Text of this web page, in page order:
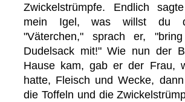
Zwickelstrümpfe. Endlich
mein Igel, was willst du
"Väterchen," sprach er,
Dudelsack mit!" Wie nun der
Hause kam, gab er der Frau,
hatte, Fleisch und Wecke,
die Toffeln und die